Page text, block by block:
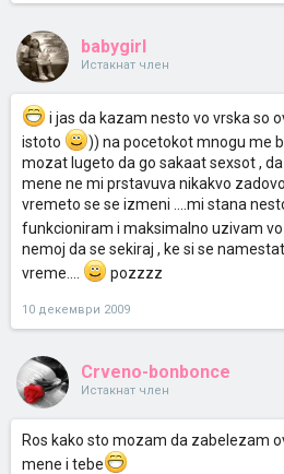
babygirl
Истакнат член
i jas da kazam nesto vo vrska so
istoto
)) na pocetokot mnogu me
mozat lugeto da go sakaat sexsot ,
mene ne mi prstavuva nikakvo
vremeto se se izmeni ....mi stana
funkcioniram i maksimalno uzivam
nemoj da se sekiraj , ke si se
vreme....
pozzzz
10 декември 2009
Crveno-bonbonce
Истакнат член
Ros kako sto mozam da zabelezam
mene i tebe